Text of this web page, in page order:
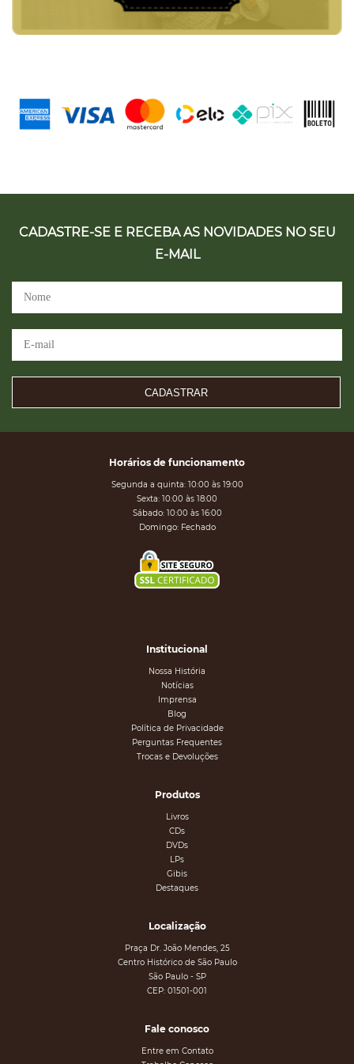
CADASTRE-SE E RECEBA AS NOVIDADES NO SEU
E-MAIL
CADASTRAR
Horários de funcionamento
Segunda a quinta: 10:00 às 19:00
Sexta: 10:00 às 18:00
Sábado: 10:00 às 16:00
Domingo: Fechado
Institucional
Nossa História
Notícias
Imprensa
Blog
Política de Privacidade
Perguntas Frequentes
Trocas e Devoluções
Produtos
Livros
CDs
DVDs
LPs
Gibis
Destaques
Localização
Praça Dr. João Mendes, 25
Centro Histórico de São Paulo
São Paulo - SP
CEP: 01501-001
Fale conosco
Entre em Contato